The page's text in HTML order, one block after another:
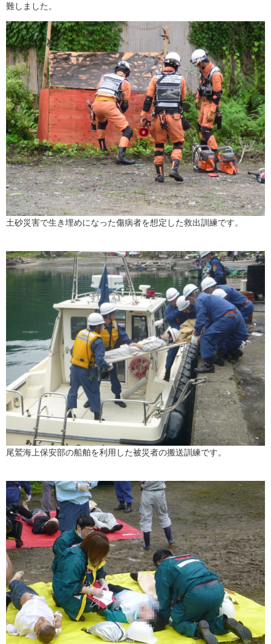
難しました。
土砂災害で生き埋めになった傷病者を想定した救出訓練です。
尾鷲海上保安部の船舶を利用した被災者の搬送訓練です。